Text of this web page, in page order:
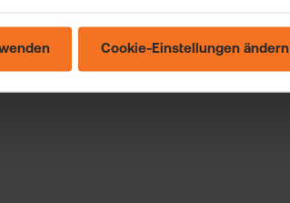
Cookie-Einstellungen ändern